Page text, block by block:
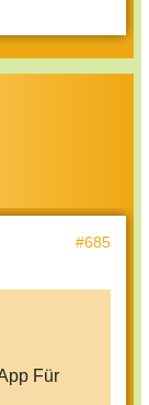
#685
Für